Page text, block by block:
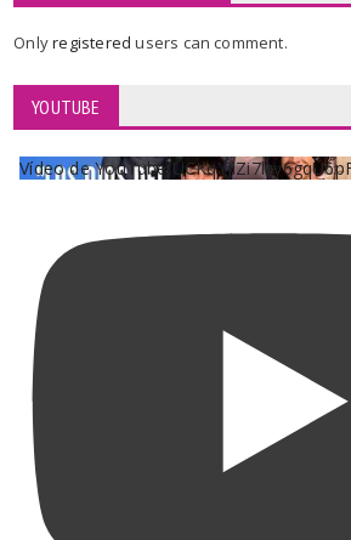
Onlyregisteredusers can comment.
YOUTUBE
Vídeo de YouTube